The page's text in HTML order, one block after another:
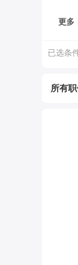
更多
已选条
所有